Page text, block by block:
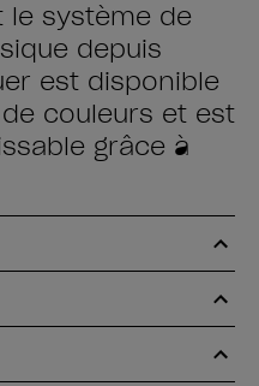
le système de
depuis
est disponible
couleurs et est
grâce à